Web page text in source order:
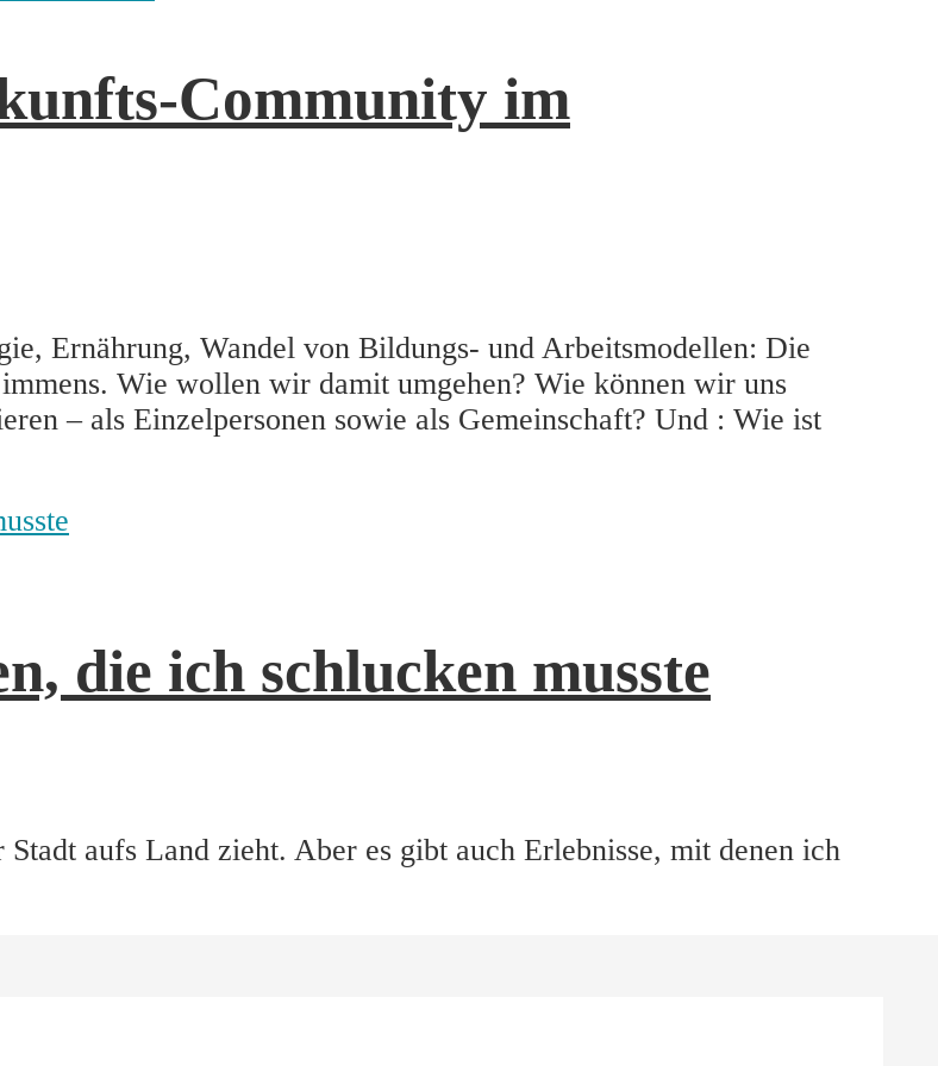
Community im
Ernährung, Wandel von Bildungs- und Arbeitsmodellen: Die
Wie wollen wir damit umgehen? Wie können wir uns
– als Einzelpersonen sowie als Gemeinschaft? Und : Wie ist
die ich schlucken musste
aufs Land zieht. Aber es gibt auch Erlebnisse, mit denen ich